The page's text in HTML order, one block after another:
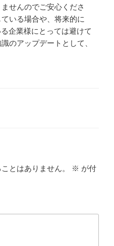
せんのでご安心くださ
いる場合や、将来的に
企業様にとっては避けて
のアップデートとして、
とはありません。 ※ が付